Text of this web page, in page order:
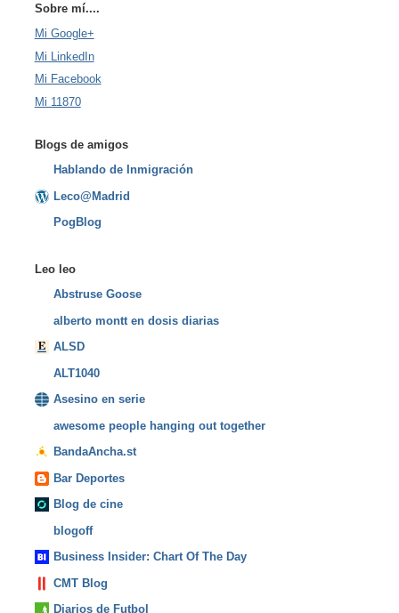
Sobre mí....
Mi Google+
Mi LinkedIn
Mi Facebook
Mi 11870
Blogs de amigos
Hablando de Inmigración
Leco@Madrid
PogBlog
Leo leo
Abstruse Goose
alberto montt en dosis diarias
ALSD
ALT1040
Asesino en serie
awesome people hanging out together
BandaAncha.st
Bar Deportes
Blog de cine
blogoff
Business Insider: Chart Of The Day
CMT Blog
Diarios de Futbol